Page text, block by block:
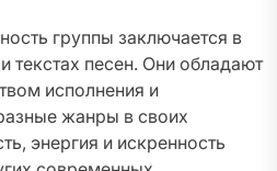
группы заключается в
текстах песен. Они обладают
исполнения и
жанры в своих
энергия и искренность